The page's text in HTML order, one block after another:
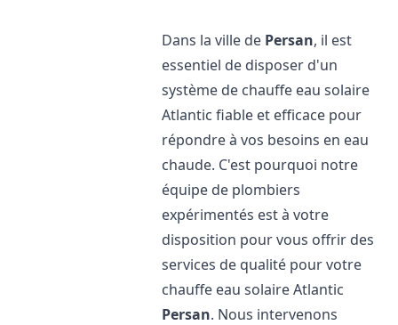
Dans la ville de Persan, il est
essentiel de disposer d'un
système de chauffe eau solaire
Atlantic fiable et efficace pour
répondre à vos besoins en eau
chaude. C'est pourquoi notre
équipe de plombiers
expérimentés est à votre
disposition pour vous offrir des
services de qualité pour votre
chauffe eau solaire Atlantic
Persan. Nous intervenons